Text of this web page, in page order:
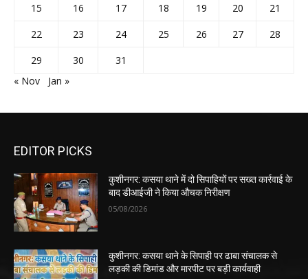
15
16 17 18 19 20
21
22
23 24 25 26 27
28
29
30
31
« Nov
Jan »
EDITOR PICKS
कुशीनगर: कसया थाने में दो सिपाहियों पर सख्त कार्रवाई के
बाद डीआईजी ने किया औचक निरीक्षण
05/08/2026
कुशीनगर: कसया थाने के सिपाही पर ढाबा संचालक से
लड़की की डिमांड और मारपीट पर बड़ी कार्यवाही